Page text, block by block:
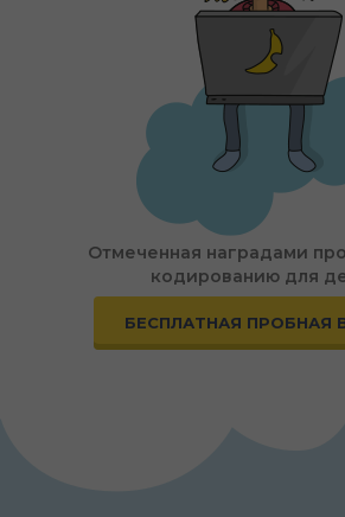
Отмеченная наградами
кодированию для
БЕСПЛАТНАЯ ПРОБНАЯ